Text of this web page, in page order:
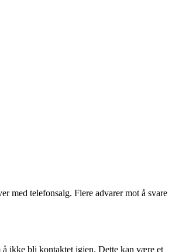
med telefonsalg. Flere advarer mot å svare
å ikke bli kontaktet igjen. Dette kan være et